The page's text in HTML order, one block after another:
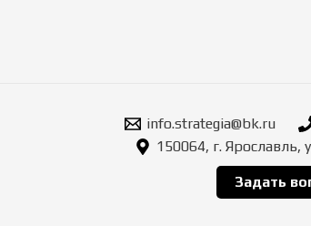
info.strategia@bk.ru
150064, г. Ярославль,
Задать